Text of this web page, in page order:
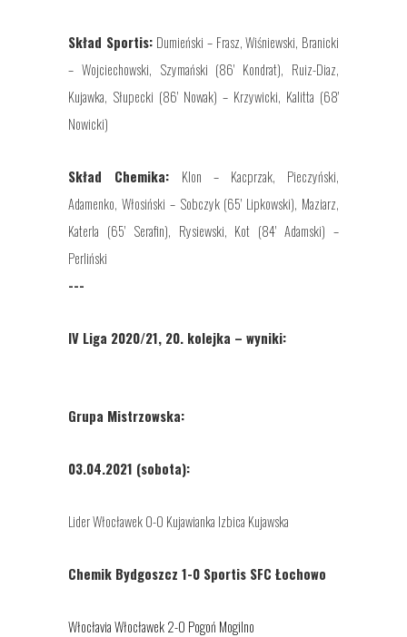
Skład Sportis: Dumieński – Frasz, Wiśniewski, Branicki
– Wojciechowski, Szymański (86' Kondrat), Ruiz-Diaz,
Kujawka, Słupecki (86' Nowak) – Krzywicki, Kalitta (68'
Nowicki)
Skład Chemika: Klon – Kacprzak, Pieczyński,
Adamenko, Włosiński – Sobczyk (65' Lipkowski), Maziarz,
Katerla (65' Serafin), Rysiewski, Kot (84' Adamski) –
Perliński
---
IV Liga 2020/21, 20. kolejka – wyniki:
Grupa Mistrzowska:
03.04.2021 (sobota):
Lider Włocławek 0-0 Kujawianka Izbica Kujawska
Chemik Bydgoszcz 1-0 Sportis SFC Łochowo
Włocłavia Włocławek 2-0 Pogoń Mogilno